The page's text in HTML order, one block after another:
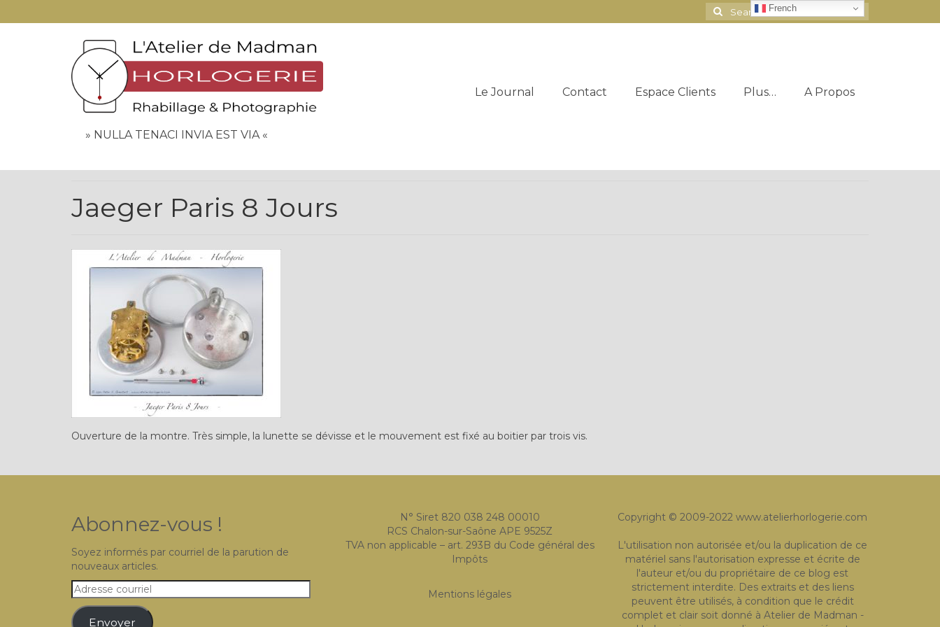
Search
for:
» NULLA TENACI INVIA EST VIA «
Le Journal Contact Espace Clients Plus… A Propos
Jaeger Paris 8 Jours
Ouverture de la montre. Très simple, la lunette se dévisse et le mouvement est fixé au boitier par trois vis.
Abonnez-vous !
Soyez informés par courriel de la parution de
nouveaux articles.
Adresse
courriel
Envoyer
N° Siret 820 038 248 00010
RCS Chalon-sur-Saône APE 9525Z
TVA non applicable – art. 293B du Code général des
Impôts
Mentions légales
Copyright © 2009-2022 www.atelierhorlogerie.com
L'utilisation non autorisée et/ou la duplication de ce
matériel sans l'autorisation expresse et écrite de
l'auteur et/ou du propriétaire de ce blog est
strictement interdite. Des extraits et des liens
peuvent être utilisés, à condition que le crédit
complet et clair soit donné à Atelier de Madman -
French